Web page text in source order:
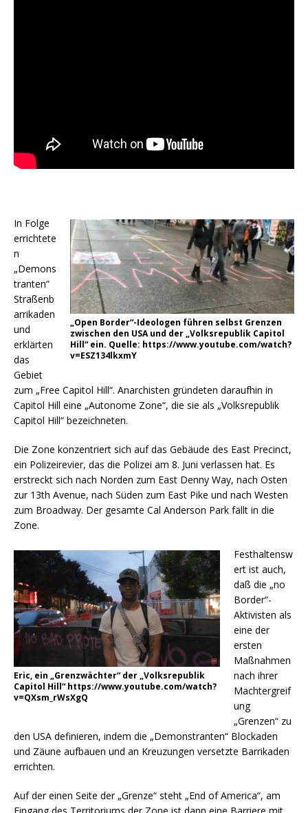
„Open Border“-Ideologen führen selbst Grenzen
zwischen den USA und der „Volksrepublik Capitol
Hill“ ein. Quelle: https://www.youtube.com/watch?
v=ESZ134lkxmY
In Folge
errichtete
n
„Demons
tranten“
Straßenb
arrikaden
und
erklärten
das
Gebiet
zum „Free Capitol Hill“. Anarchisten gründeten daraufhin in
Capitol Hill eine „Autonome Zone“, die sie als „Volksrepublik
Capitol Hill“ bezeichneten.
Die Zone konzentriert sich auf das Gebäude des East Precinct,
ein Polizeirevier, das die Polizei am 8. Juni verlassen hat. Es
erstreckt sich nach Norden zum East Denny Way, nach Osten
zur 13th Avenue, nach Süden zum East Pike und nach Westen
zum Broadway. Der gesamte Cal Anderson Park fällt in die
Zone.
Eric, ein „Grenzwächter“ der „Volksrepublik
Capitol Hill“ https://www.youtube.com/watch?
v=QXsm_rWsXgQ
Festhaltensw
ert ist auch,
daß die „no
Border“-
Aktivisten als
eine der
ersten
Maßnahmen
nach ihrer
Machtergreif
ung
„Grenzen“ zu
den USA definieren, indem die „Demonstranten“ Blockaden
und Zäune aufbauen und an Kreuzungen versetzte Barrikaden
errichten.
Auf der einen Seite der „Grenze“ steht „End of America“, am